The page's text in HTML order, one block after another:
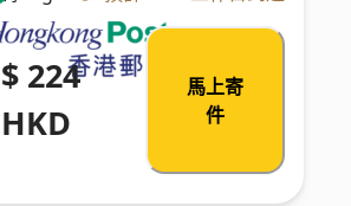
$ 224
HKD
馬上寄
件